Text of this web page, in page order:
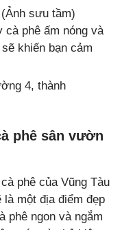
sưu tầm)
phê ấm nóng và
khiến bạn cảm
4, thành
phê sân vườn
phê của Vũng Tàu
một địa điểm đẹp
phê ngon và ngắm